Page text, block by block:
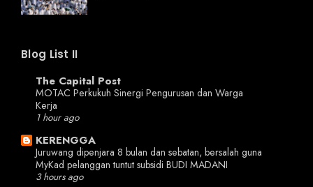
Blog List II
The Capital Post
MOTAC Perkukuh Sinergi Pengurusan dan Warga
Kerja
1 hour ago
KERENGGA
Juruwang dipenjara 8 bulan dan sebatan, bersalah guna
MyKad pelanggan tuntut subsidi BUDI MADANI
3 hours ago